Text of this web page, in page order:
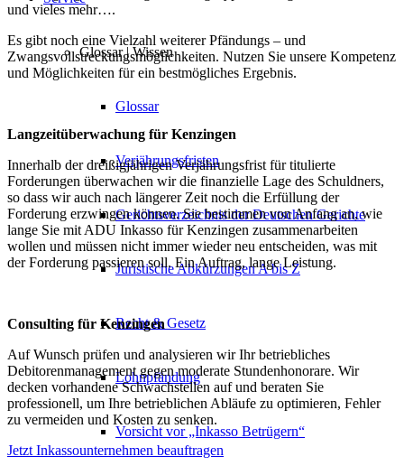
Glossar | Wissen
Glossar
Verjährungsfristen
Gerichtsverzeichnis der Deutschen Gerichte
Juristische Abkürzungen A bis Z
Recht & Gesetz
Lohnpfändung
Vorsicht vor „Inkasso Betrügern“
und vieles mehr….
Es gibt noch eine Vielzahl weiterer Pfändungs – und
Zwangsvollstreckungsmöglichkeiten. Nutzen Sie unsere Kompetenz
und Möglichkeiten für ein bestmögliches Ergebnis.
Langzeitüberwachung für Kenzingen
Innerhalb der dreißigjährigen Verjährungsfrist für titulierte
Forderungen überwachen wir die finanzielle Lage des Schuldners,
so dass wir auch nach längerer Zeit noch die Erfüllung der
Forderung erzwingen können. Sie bestimmen von Anfang an, wie
lange Sie mit ADU Inkasso für Kenzingen zusammenarbeiten
wollen und müssen nicht immer wieder neu entscheiden, was mit
der Forderung passieren soll. Ein Auftrag, lange Leistung.
Consulting für Kenzingen
Auf Wunsch prüfen und analysieren wir Ihr betriebliches
Debitorenmanagement gegen moderate Stundenhonorare. Wir
decken vorhandene Schwachstellen auf und beraten Sie
professionell, um Ihre betrieblichen Abläufe zu optimieren, Fehler
zu vermeiden und Kosten zu senken.
Jetzt Inkassounternehmen beauftragen